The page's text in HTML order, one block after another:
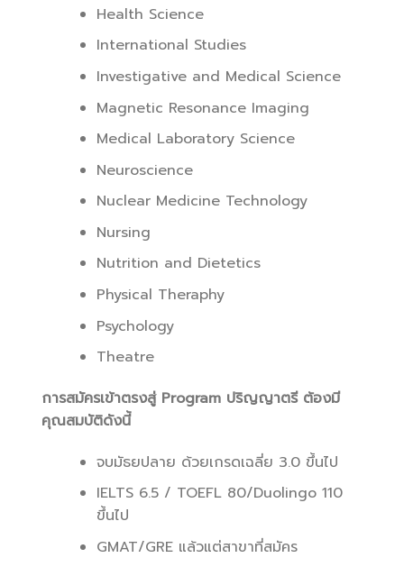
Health Science
International Studies
Investigative and Medical Science
Magnetic Resonance Imaging
Medical Laboratory Science
Neuroscience
Nuclear Medicine Technology
Nursing
Nutrition and Dietetics
Physical Theraphy
Psychology
Theatre
การสมัครเข้าตรงสู่ Program ปริญญาตรี ต้องมี
คุณสมบัติดังนี้
จบมัธยปลาย ด้วยเกรดเฉลี่ย 3.0 ขึ้นไป
IELTS 6.5 / TOEFL 80/Duolingo 110
ขึ้นไป
GMAT/GRE แล้วแต่สาขาที่สมัคร